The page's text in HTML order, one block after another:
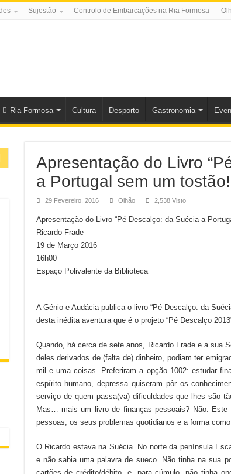
Sujestão Controlo de Embarcações na Ria Formosa
Ria Formosa Cultura Desporto Gastronomia
Apresentação do Livro
a Portugal sem um
29 Fevereiro, 2016 Olhão 2,538 Visto
Apresentação do Livro “Pé Descalço: da Suécia a
Ricardo Frade
19 de Março 2016
16h00
Espaço Polivalente da Biblioteca
A Génio e Audácia publica o livro “Pé Descalço: da
desta inédita aventura que é o projeto “Pé Descalço
Quando, há cerca de sete anos, Ricardo Frade e a sua
deles derivados de (falta de) dinheiro, podiam ter
mil e uma coisas. Preferiram a opção 1002: estudar
espírito humano, depressa quiseram pôr os
serviço de quem passa(va) dificuldades que lhes são
Mas… mais um livro de finanças pessoais? Não.
pessoas, os seus problemas quotidianos e a forma
O Ricardo estava na Suécia. No norte da península
e não sabia uma palavra de sueco. Não tinha na sua